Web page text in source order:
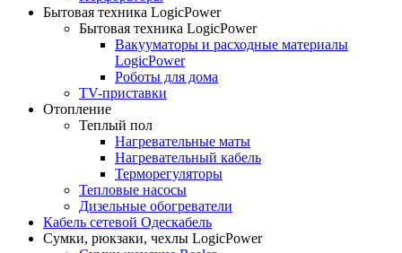
Бытовая техника LogicPower
Бытовая техника LogicPower
Вакууматоры и расходные материалы
LogicPower
Роботы для дома
TV-приставки
Отопление
Теплый пол
Нагревательные маты
Нагревательный кабель
Терморегуляторы
Тепловые насосы
Дизельные обогреватели
Кабель сетевой Одескабель
Сумки, рюкзаки, чехлы LogicPower